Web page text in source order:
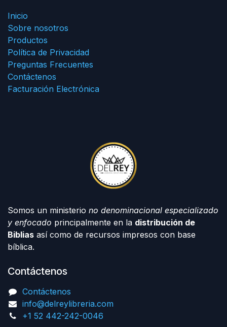
Inicio
Sobre nosotros
Productos
Política de Privacidad
Preguntas Frecuentes
Contáctenos
Facturación Electrónica
Somos un ministerio no denominacional especializado
y enfocado principalmente en la distribución de
Biblias así como de recursos impresos con base
bíblica.
Contáctenos
Contáctenos
info@delreylibreria.com
+1 52 442-242-0046